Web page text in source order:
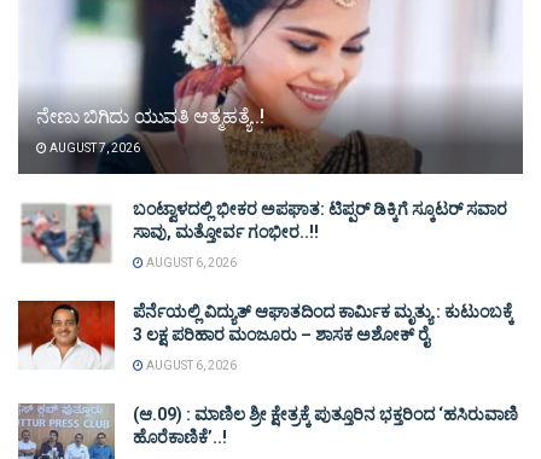
ನೇಣು ಬಿಗಿದು ಯುವತಿ ಆತ್ಮಹತ್ಯೆ..!
AUGUST 7, 2026
ಬಂಟ್ವಾಳದಲ್ಲಿ ಭೀಕರ ಅಪಘಾತ: ಟಿಪ್ಪರ್ ಡಿಕ್ಕಿಗೆ ಸ್ಕೂಟರ್ ಸವಾರ
ಸಾವು, ಮತ್ತೋರ್ವ ಗಂಭೀರ..!!
AUGUST 6, 2026
ಪೆರ್ನೆಯಲ್ಲಿ ವಿದ್ಯುತ್ ಆಘಾತದಿಂದ ಕಾರ್ಮಿಕ ಮೃತ್ಯು : ಕುಟುಂಬಕ್ಕೆ
3 ಲಕ್ಷ ಪರಿಹಾರ ಮಂಜೂರು – ಶಾಸಕ ಅಶೋಕ್ ರೈ
AUGUST 6, 2026
(ಆ.09) : ಮಾಣಿಲ ಶ್ರೀ ಕ್ಷೇತ್ರಕ್ಕೆ ಪುತ್ತೂರಿನ ಭಕ್ತರಿಂದ ‘ಹಸಿರುವಾಣಿ
ಹೊರೆಕಾಣಿಕೆ’..!